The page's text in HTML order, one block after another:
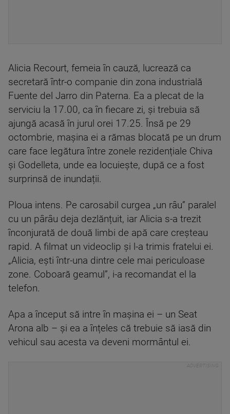
Alicia Recourt, femeia în cauză, lucrează ca
secretară într-o companie din zona industrială
Fuente del Jarro din Paterna. Ea a plecat de la
serviciu la 17.00, ca în fiecare zi, și trebuia să
ajungă acasă în jurul orei 17.25. Însă pe 29
octombrie, mașina ei a rămas blocată pe un drum
care face legătura între zonele rezidențiale Chiva
și Godelleta, unde ea locuiește, după ce a fost
surprinsă de inundații.
Ploua intens. Pe carosabil curgea „un râu” paralel
cu un pârâu deja dezlănțuit, iar Alicia s-a trezit
înconjurată de două limbi de apă care creșteau
rapid. A filmat un videoclip și l-a trimis fratelui ei.
„Alicia, ești într-una dintre cele mai periculoase
zone. Coboară geamul”, i-a recomandat el la
telefon.
Apa a început să intre în mașina ei – un Seat
Arona alb – și ea a înțeles că trebuie să iasă din
vehicul sau acesta va deveni mormântul ei.